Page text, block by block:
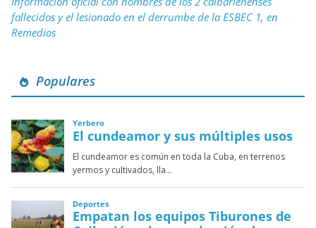
fallecidos y el lesionado en el derrumbe de la ESBEC 1, en
Remedios
Populares